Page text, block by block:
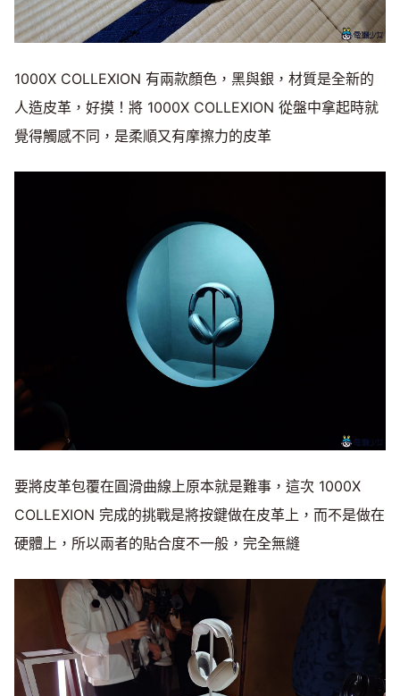
1000X COLLEXION 有兩款顏色，黑與銀，材質是全新的
人造皮革，好摸！將 1000X COLLEXION 從盤中拿起時就
覺得觸感不同，是柔順又有摩擦力的皮革
要將皮革包覆在圓滑曲線上原本就是難事，這次 1000X
COLLEXION 完成的挑戰是將按鍵做在皮革上，而不是做在
硬體上，所以兩者的貼合度不一般，完全無縫